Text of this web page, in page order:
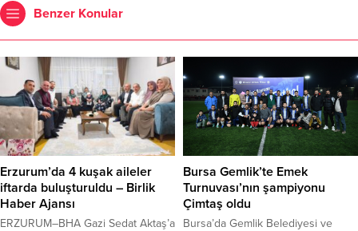
Benzer Konular
Erzurum’da 4 kuşak aileler
iftarda buluşturuldu – Birlik
Haber Ajansı
ERZURUM–BHA Gazi Sedat Aktaş’a
Bursa Gemlik’te Emek
Turnuvası’nın şampiyonu
Çimtaş oldu
Bursa’da Gemlik Belediyesi ve